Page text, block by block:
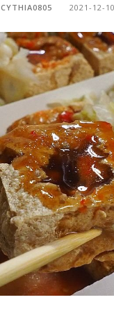
CYTHIA0805 2021-12-